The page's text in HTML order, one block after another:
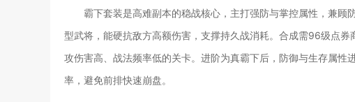
霸下套装是高难副本的稳战核心，主打强防与掌控属性，兼
型武将，能硬抗敌方高额伤害，支撑持久战消耗。合成需96级点
攻伤害高、战法频率低的关卡。进阶为真霸下后，防御与生存属
率，避免前排快速崩盘。